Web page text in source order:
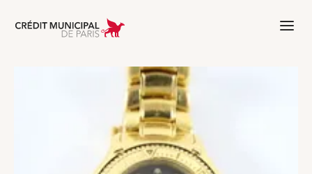
Aller à l'accueil de Crédit Municipal